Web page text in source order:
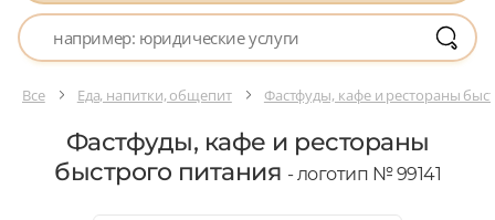
Все Еда, напитки, общепит Фастфуды, кафе и рестораны
Фастфуды, кафе и рестораны
быстрого питания - логотип № 99141